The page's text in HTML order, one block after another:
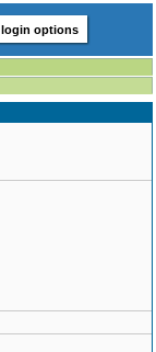
login options